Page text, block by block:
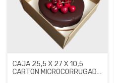
CAJA 25,5 X 27 X 10,5
CARTON MICROCORRUGADO